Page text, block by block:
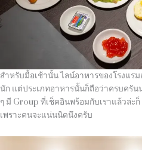
สำหรับมื้อเช้านั้น ไลน์อาหารของโรงแร
นัก แต่ประเภทอาหารนั้นก็ถือว่าครบครั
ๆ มี Group ที่เช็คอินพร้อมกับเราแล้วล่ะ
เพราะคนจะแน่นนิดนึงครับ